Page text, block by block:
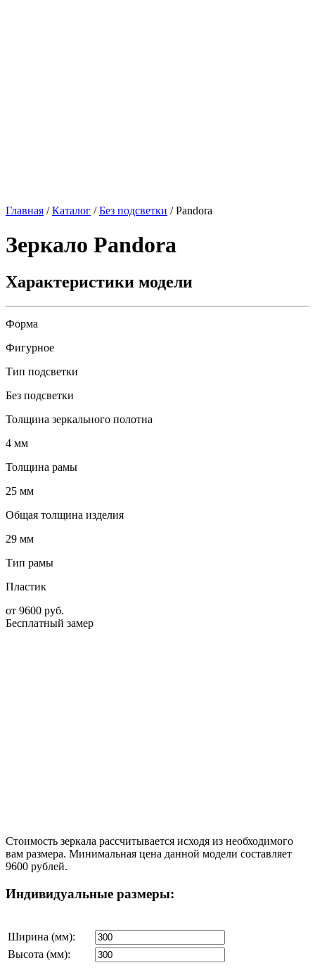
Главная /Каталог /Без подсветки /Pandora
Зеркало Pandora
Характеристики модели
Форма
Фигурное
Тип подсветки
Без подсветки
Толщина зеркального полотна
4 мм
Толщина рамы
25 мм
Общая толщина изделия
29 мм
Тип рамы
Пластик
от 9600 руб.
Бесплатный замер
Стоимость зеркала рассчитывается исходя из необходимого
вам размера. Минимальная цена данной модели составляет
9600 рублей.
Индивидуальные размеры:
Ширина (мм):
Высота (мм):